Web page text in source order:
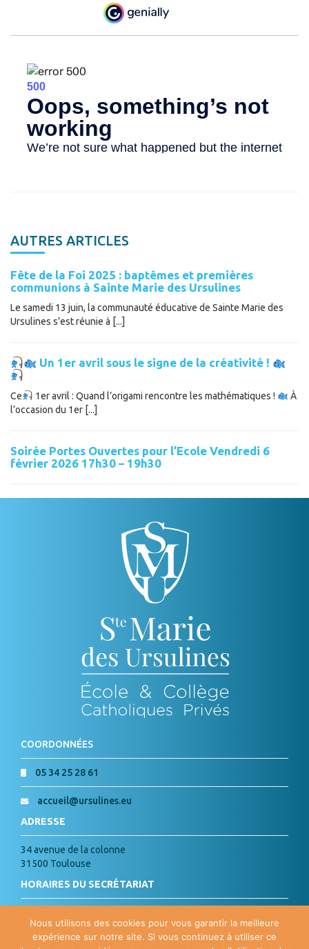
AUTRES ARTICLES
Fête de la Foi 2025 : baptêmes et premières
communions à Sainte Marie des Ursulines
Le samedi 13 juin, la communauté éducative de Sainte Marie des
Ursulines s’est réunie à [...]
Un 1er avril sous le signe de la créativité !
Ce 1er avril : Quand l’origami rencontre les mathématiques !
À
l’occasion du 1er [...]
Soirée Portes Ouvertes pour l’Ecole Vendredi 6
février 2026 17h30 – 19h30
COORDONNÉES
05 34 25 28 61
accueil@ursulines.eu
ADRESSE
34 avenue de la colonne
31500 Toulouse
HORAIRES DU SECRÉTARIAT
de 8h à 18h
Mercredi : de 8h à 15h
Nous utilisons des cookies pour vous garantir la meilleure
expérience sur notre site. Si vous continuez à utiliser ce